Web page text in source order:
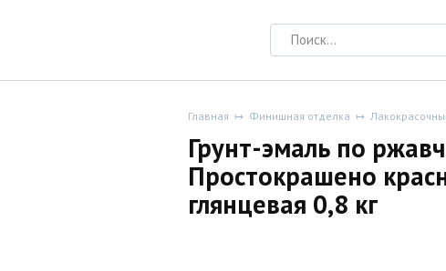
Search
for:
Главная Финишная отделка
Грунт-эмаль по
Простокрашено
глянцевая 0,8 кг